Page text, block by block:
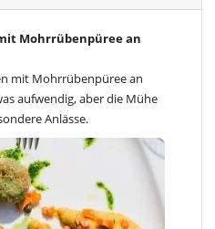
Mohrrübenpüree an
mit Mohrrübenpüree an
aufwendig, aber die Mühe
Anlässe.